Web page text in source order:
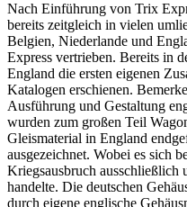
Nach Einführung von Trix
bereits zeitgleich in vielen
Belgien, Niederlande und
Express vertrieben. Bereits in
England die ersten eigenen
Katalogen erschienen.
Ausführung und Gestaltung
wurden zum großen Teil
Gleismaterial in England
ausgezeichnet. Wobei es sich
Kriegsausbruch ausschließlich
handelte. Die deutschen
durch eigene englische